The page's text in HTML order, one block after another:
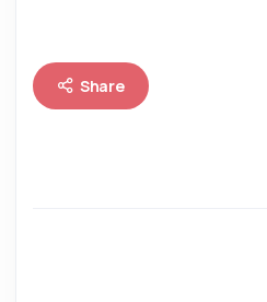
Share